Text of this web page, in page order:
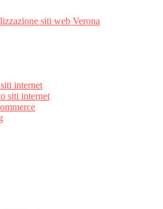
internet
siti internet